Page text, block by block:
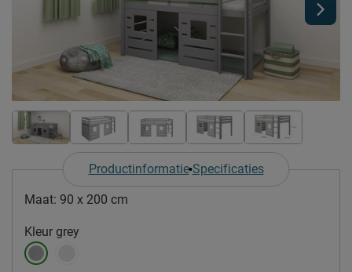
Productinformatie Specificaties
Maat: 90 x 200 cm
Kleur grey